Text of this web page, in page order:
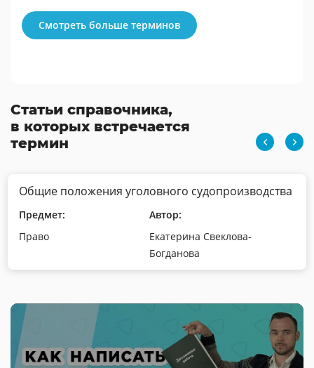
Смотреть больше терминов
Статьи справочника,
в которых встречается
термин
Общие положения уголовного судопроизводства
Предмет:
Право
Автор:
Екатерина Свеклова-
Богданова